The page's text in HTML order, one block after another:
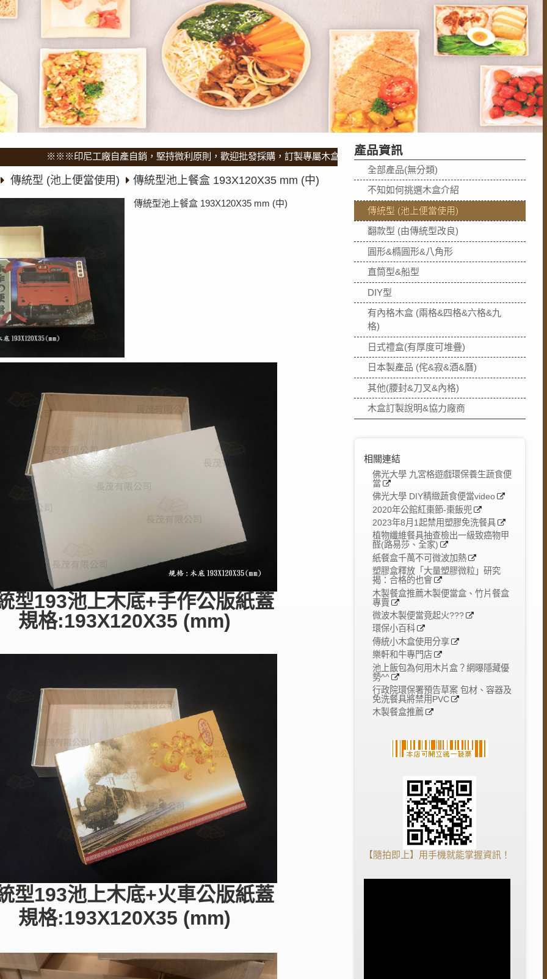
產品資訊
全部產品(無分類)
不知如何挑選木盒介紹
傳統型 (池上便當使用)
翻款型 (由傳統型改良)
圓形&橢圓形&八角形
直筒型&船型
DIY型
有內格木盒 (兩格&四格&六格&九
格)
日式禮盒(有厚度可堆疊)
日本製產品 (侘&寂&酒&曆)
其他(腰封&刀叉&內格)
木盒訂製說明&協力廠商
相關連結
佛光大學 九宮格遊戲環保養生蔬食便
當
佛光大學 DIY精緻蔬食便當video
2020年公館紅棗節-棗飯兜
2023年8月1起禁用塑膠免洗餐具
植物纖維餐具抽查檢出一級致癌物甲
醛(路易莎、全家)
紙餐盒千萬不可微波加熱
塑膠盒釋放「大量塑膠微粒」研究
揭：合格的也會
木製餐盒推薦木製便當盒、竹片餐盒
專賣
微波木製便當竟起火???
環保小百科
傳統小木盒使用分享
樂軒和牛專門店
池上飯包為何用木片盒？網曝隱藏優
勢^^
行政院環保署預告草案 包材、容器及
免洗餐具將禁用PVC
木製餐盒推薦
【隨拍即上】用手機就能掌握資訊！
※※※印尼工廠自產自銷，堅持微利原則，歡迎批發採購，訂製專屬木盒，急件請直接來電專屬人員馬上為您服務，也可直
傳統型 (池上便當使用) 傳統型池上餐盒 193X120X35 mm (中)
傳統型池上餐盒 193X120X35 mm (中)
型193池上木底+手作公版紙蓋
規格:193X120X35 (mm)
型193池上木底+火車公版紙蓋
規格:193X120X35 (mm)